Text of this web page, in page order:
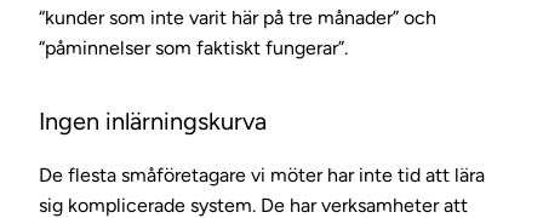
“kunder som inte varit här på tre månader” och
“påminnelser som faktiskt fungerar”.
Ingen inlärningskurva
De flesta småföretagare vi möter har inte tid att lära
sig komplicerade system. De har verksamheter att